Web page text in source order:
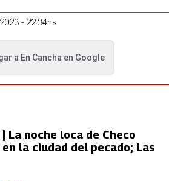
- 22:34hs
a En Cancha en Google
pestaña
| La noche loca de Checo
la ciudad del pecado; Las